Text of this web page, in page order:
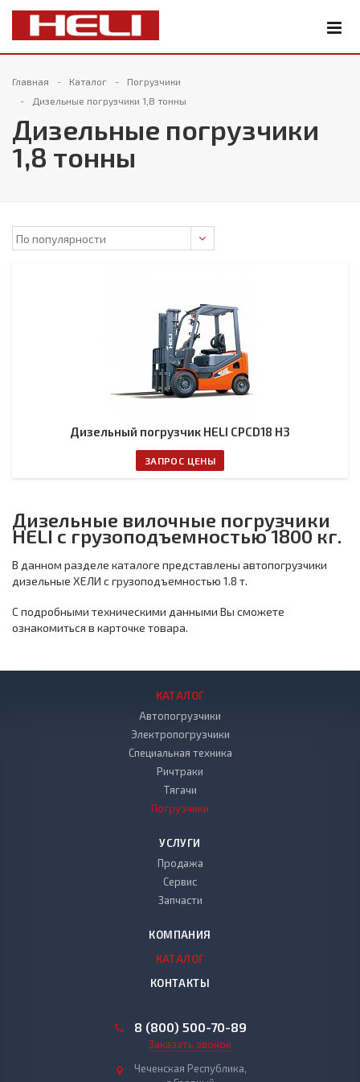
Главная Каталог
Погрузчики
Дизельные погрузчики 1,8 тонны
Дизельные погрузчики
1,8 тонны
Дизельный погрузчик HELI CPCD18 H3
ЗАПРОС ЦЕНЫ
Дизельные вилочные погрузчики
HELI с грузоподъемностью 1800 кг.
В данном разделе каталоге представлены автопогрузчики
дизельные ХЕЛИ с грузоподъемностью 1.8 т.
С подробными техническими данными Вы сможете
ознакомиться в карточке товара.
КАТАЛОГ
Автопогрузчики
Электропогрузчики
Специальная техника
Ричтраки
Тягачи
Погрузчики
УСЛУГИ
Продажа
Сервис
Запчасти
КОМПАНИЯ
КАТАЛОГ
КОНТАКТЫ
8 (800) 500-70-89
Заказать звонок
Чеченская Республика,